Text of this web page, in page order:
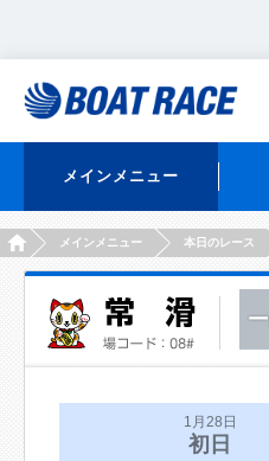
メインメニュー
HOMEメインメニュー 本日のレース
1月28日
初日